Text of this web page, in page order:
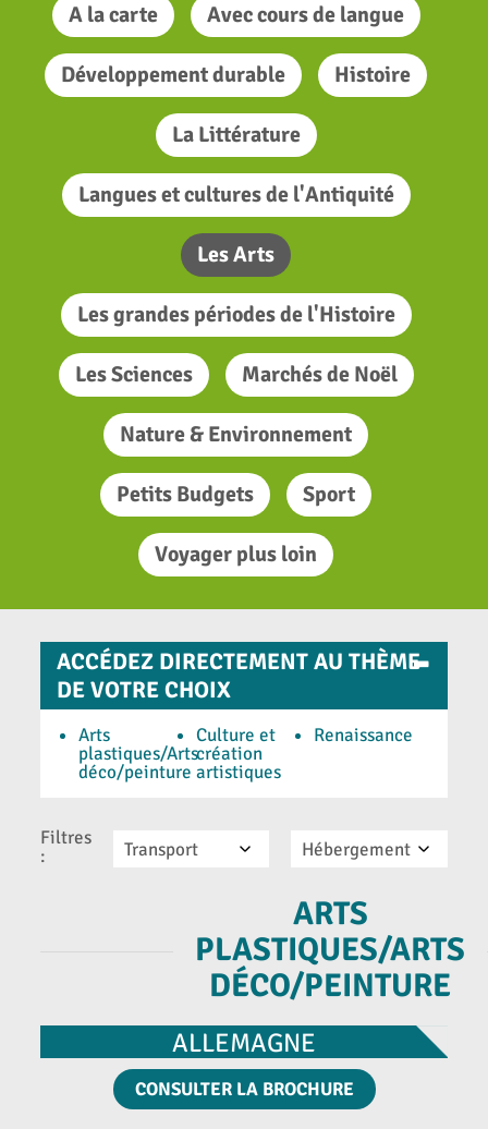
A la carte Avec cours de langue
Développement durable Histoire
La Littérature
Langues et cultures de l'Antiquité
Les Arts
Les grandes périodes de l'Histoire
Les Sciences Marchés de Noël
Nature & Environnement
Petits Budgets Sport
Voyager plus loin
ACCÉDEZ DIRECTEMENT AU THÈME
DE VOTRE CHOIX
-
Arts
plastiques/Arts
déco/peinture
Culture et
création
artistiques
Renaissance
Filtres
:
Transport Hébergement
ARTS
PLASTIQUES/ARTS
DÉCO/PEINTURE
ALLEMAGNE
CONSULTER LA BROCHURE